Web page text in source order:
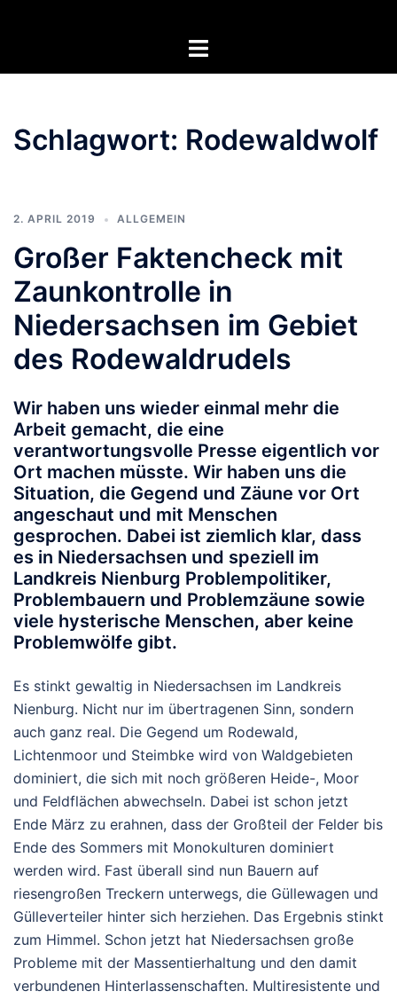
Menü
Schlagwort: Rodewaldwolf
2. APRIL 2019 ALLGEMEIN
Großer Faktencheck mit
Zaunkontrolle in
Niedersachsen im Gebiet
des Rodewaldrudels
Wir haben uns wieder einmal mehr die
Arbeit gemacht, die eine
verantwortungsvolle Presse eigentlich vor
Ort machen müsste. Wir haben uns die
Situation, die Gegend und Zäune vor Ort
angeschaut und mit Menschen
gesprochen. Dabei ist ziemlich klar, dass
es in Niedersachsen und speziell im
Landkreis Nienburg Problempolitiker,
Problembauern und Problemzäune sowie
viele hysterische Menschen, aber keine
Problemwölfe gibt.
Es stinkt gewaltig in Niedersachsen im Landkreis
Nienburg. Nicht nur im übertragenen Sinn, sondern
auch ganz real. Die Gegend um Rodewald,
Lichtenmoor und Steimbke wird von Waldgebieten
dominiert, die sich mit noch größeren Heide-, Moor
und Feldflächen abwechseln. Dabei ist schon jetzt
Ende März zu erahnen, dass der Großteil der Felder bis
Ende des Sommers mit Monokulturen dominiert
werden wird. Fast überall sind nun Bauern auf
riesengroßen Treckern unterwegs, die Güllewagen und
Gülleverteiler hinter sich herziehen. Das Ergebnis stinkt
zum Himmel. Schon jetzt hat Niedersachsen große
Probleme mit der Massentierhaltung und den damit
verbundenen Hinterlassenschaften. Multiresistente und